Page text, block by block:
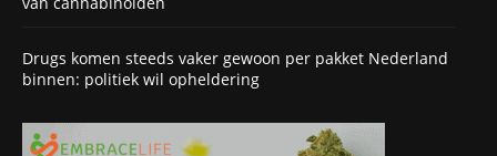
Drugs komen steeds vaker gewoon per pakket Nederland
binnen: politiek wil opheldering